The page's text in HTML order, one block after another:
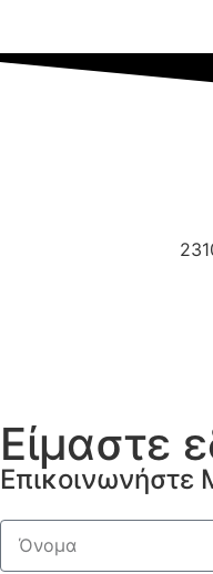
Είμαστε
Επικοινωνήστε